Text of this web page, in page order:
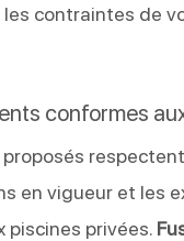
contraintes de
conformes
en vigueur et les
piscines privées.